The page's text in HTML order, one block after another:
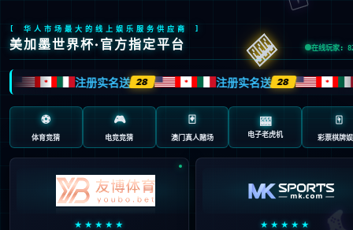
页面错误！请稍后再试～
V5{ 专业内容管理系统 }-